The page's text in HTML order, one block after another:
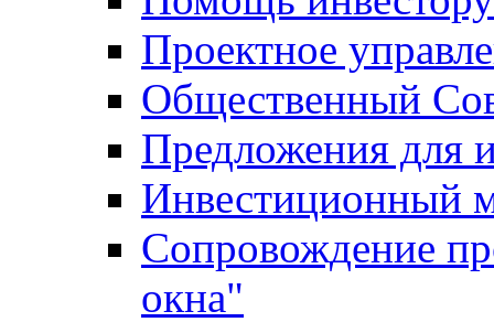
Проектное
Общественный
Предложения для
Инвестиционный
Сопровождение
окна"